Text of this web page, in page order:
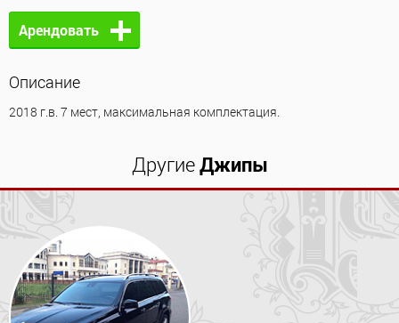
Арендовать
Описание
2018 г.в. 7 мест, максимальная комплектация.
ДругиеДжипы